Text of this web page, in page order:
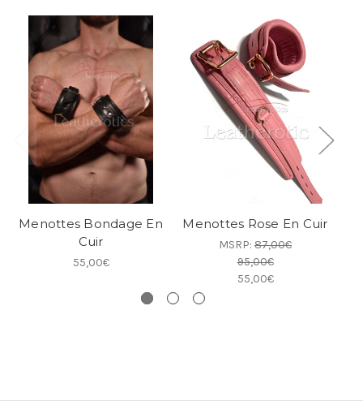
Menottes Bondage En
Cuir
55,00€
Menottes Rose En Cuir
MSRP: 87,00€
95,00€
55,00€